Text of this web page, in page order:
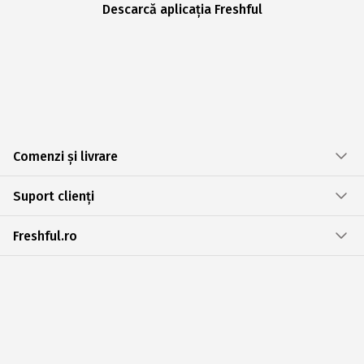
Descarcă aplicația Freshful
Comenzi și livrare
Suport clienți
Freshful.ro